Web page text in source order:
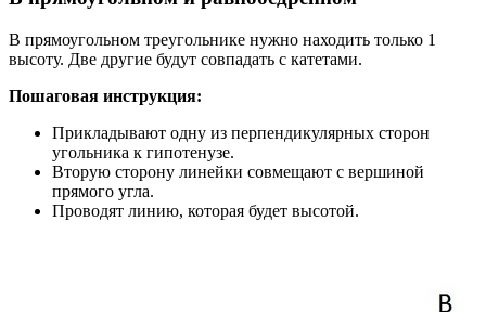
В прямоугольном треугольнике нужно находить только 1
высоту. Две другие будут совпадать с катетами.
Пошаговая инструкция:
Прикладывают одну из перпендикулярных сторон
угольника к гипотенузе.
Вторую сторону линейки совмещают с вершиной
прямого угла.
Проводят линию, которая будет высотой.